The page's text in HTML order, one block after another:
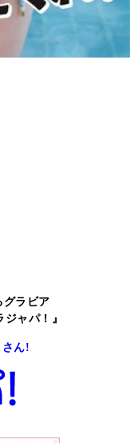
グラビア
ャパ！』
ん!